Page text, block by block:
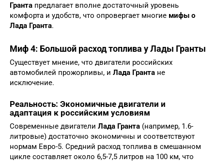
Гранта предлагает вполне достаточный уровень
комфорта и удобств, что опровергает многие мифы о
Лада Гранта.
Миф 4: Большой расход топлива у Лады Гранты
Существует мнение, что двигатели российских
автомобилей прожорливы, и Лада Гранта не
исключение.
Реальность: Экономичные двигатели и
адаптация к российским условиям
Современные двигатели Лада Гранта (например, 1.6-
литровые) достаточно экономичны и соответствуют
нормам Евро-5. Средний расход топлива в смешанном
цикле составляет около 6,5-7,5 литров на 100 км, что